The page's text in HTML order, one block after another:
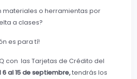
materiales o herramientas por
a clases?
es para tí!
con las Tarjetas de Crédito del
6 al 15 de septiembre,tendrás los